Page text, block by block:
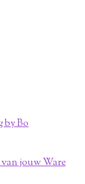
Bo
jouw Ware